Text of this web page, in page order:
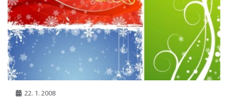
22. 1. 2008